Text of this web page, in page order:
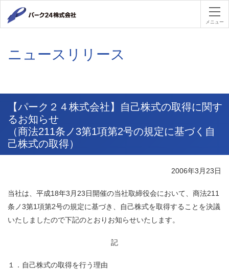
パーク２
メニュー
ニュースリリース
【パーク２４株式会社】自己株式の取得に関す
るお知らせ
（商法211条ノ3第1項第2号の規定に基づく自
己株式の取得）
2006年3月23日
当社は、平成18年3月23日開催の当社取締役会において、商法211
条ノ3第1項第2号の規定に基づき、自己株式を取得することを決議
いたしましたので下記のとおりお知らせいたします。
記
１．自己株式の取得を行う理由